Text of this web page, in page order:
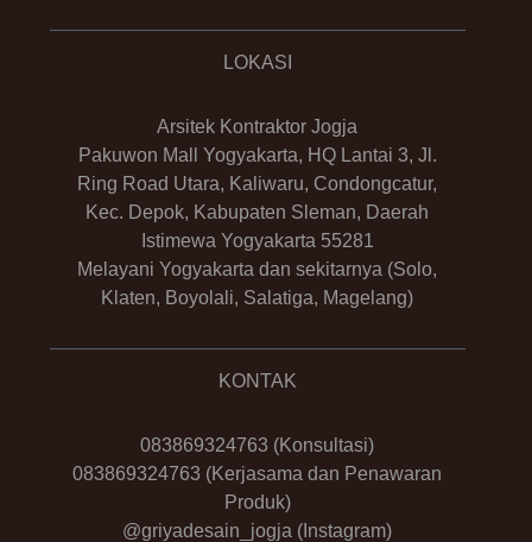
LOKASI
Arsitek Kontraktor Jogja
Pakuwon Mall Yogyakarta, HQ Lantai 3, Jl.
Ring Road Utara, Kaliwaru, Condongcatur,
Kec. Depok, Kabupaten Sleman, Daerah
Istimewa Yogyakarta 55281
Melayani Yogyakarta dan sekitarnya (Solo,
Klaten, Boyolali, Salatiga, Magelang)
KONTAK
083869324763 (Konsultasi)
083869324763 (Kerjasama dan Penawaran
Produk)
@griyadesain_jogja (Instagram)